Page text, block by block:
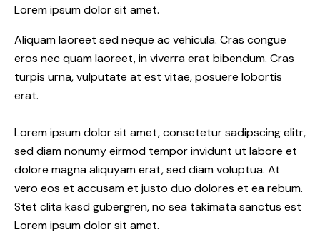
Lorem ipsum dolor sit amet.
Aliquam laoreet sed neque ac vehicula. Cras congue
eros nec quam laoreet, in viverra erat bibendum. Cras
turpis urna, vulputate at est vitae, posuere lobortis
erat.
Lorem ipsum dolor sit amet, consetetur sadipscing elitr,
sed diam nonumy eirmod tempor invidunt ut labore et
dolore magna aliquyam erat, sed diam voluptua. At
vero eos et accusam et justo duo dolores et ea rebum.
Stet clita kasd gubergren, no sea takimata sanctus est
Lorem ipsum dolor sit amet.